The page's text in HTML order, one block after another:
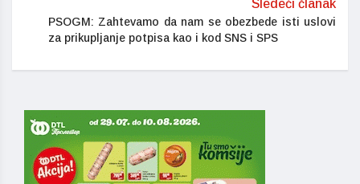
Sledeći članak
PSOGM: Zahtevamo da nam se obezbede isti uslovi
za prikupljanje potpisa kao i kod SNS i SPS